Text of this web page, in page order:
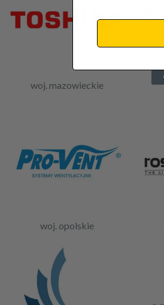
woj. mazowieckie
woj. opolskie